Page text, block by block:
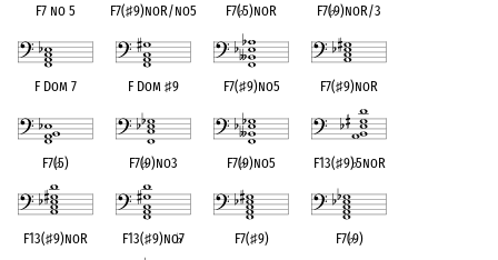
F7 no 5 F7(♯9)noR/no5 F7(♭5)noR F7(♭9)noR/3
F Dom 7 F Dom♯9 F7(♯9)no5 F7(♯9)noR
F7(♭5) F7(♭9)no3 F7(♭9)no5 F13(♯9)♭5noR
F13(♯9)noR F13(♯9)no♭7 F7(♯9) F7(♭9)